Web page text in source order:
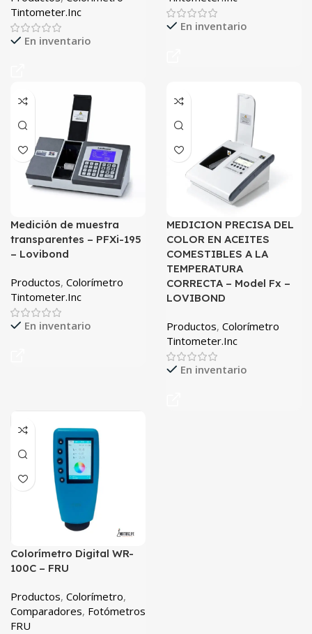
Tintometer.Inc
En inventario
En inventario
Medición de muestra
transparentes – PFXi-195
– Lovibond
Productos, Colorímetro
Tintometer.Inc
En inventario
MEDICION PRECISA DEL
COLOR EN ACEITES
COMESTIBLES A LA
TEMPERATURA
CORRECTA – Model Fx –
LOVIBOND
Productos, Colorímetro
Tintometer.Inc
En inventario
Colorímetro Digital WR-
100C – FRU
Productos, Colorímetro,
Comparadores, Fotómetros
FRU